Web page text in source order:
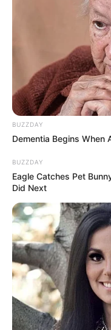
BUZZDAY
Dementia Begins When
BUZZDAY
Eagle Catches Pet
Did Next